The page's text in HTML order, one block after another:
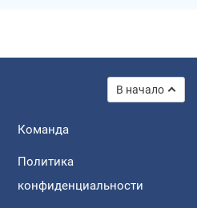
В начало
Команда
Политика
конфиденциальности